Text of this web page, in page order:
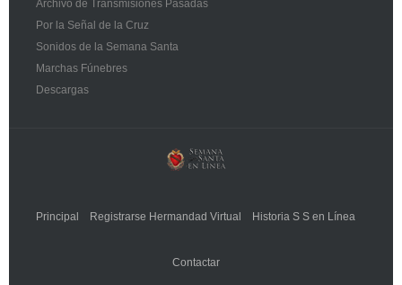
Archivo de Transmisiones Pasadas
Por la Señal de la Cruz
Sonidos de la Semana Santa
Marchas Fúnebres
Descargas
Principal Registrarse Hermandad Virtual Historia S S en Línea
Contactar